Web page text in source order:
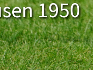
1950